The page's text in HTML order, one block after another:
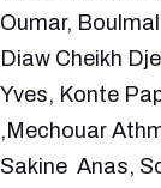
Oumar,
Diaw Cheikh
Yves, Konte
,Mechouar
Sakine Anas,